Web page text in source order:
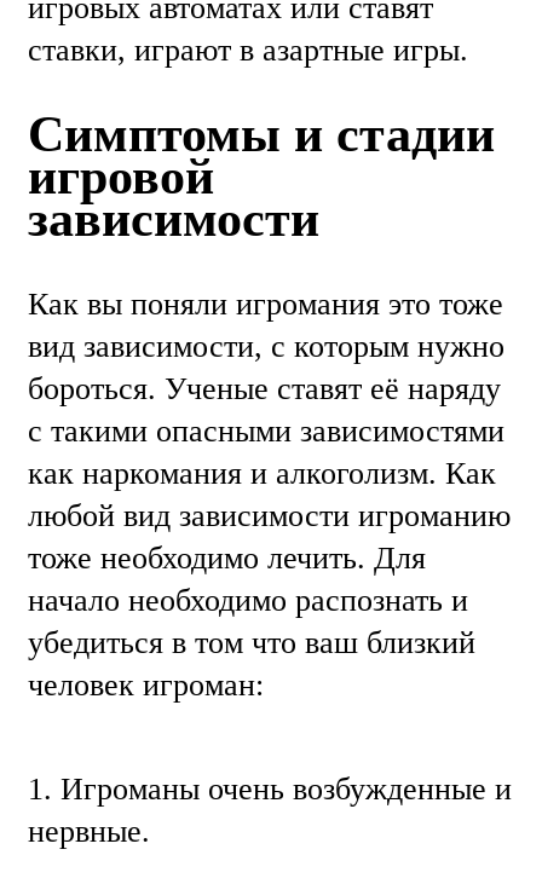
игровых автоматах или ставят
ставки, играют в азартные игры.
Симптомы и стадии
игровой
зависимости
Как вы поняли игромания это тоже
вид зависимости, с которым нужно
бороться. Ученые ставят её наряду
с такими опасными зависимостями
как наркомания и алкоголизм. Как
любой вид зависимости игроманию
тоже необходимо лечить. Для
начало необходимо распознать и
убедиться в том что ваш близкий
человек игроман:
1. Игроманы очень возбужденные и
нервные.